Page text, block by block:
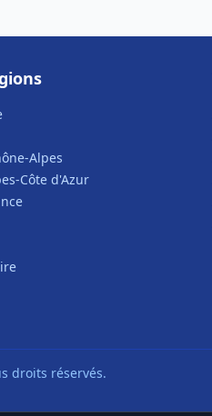
Alpes
Côte d'Azur
droits réservés.